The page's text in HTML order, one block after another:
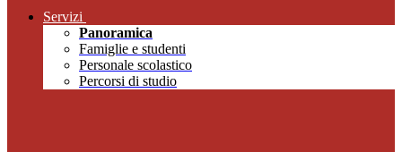
Servizi
Panoramica
Famiglie e studenti
Personale scolastico
Percorsi di studio